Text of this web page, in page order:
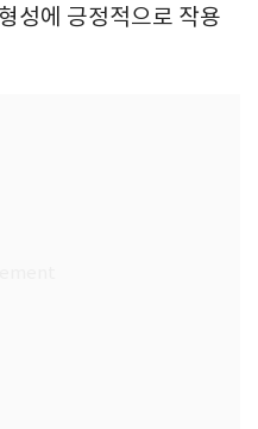
성에 긍정적으로 작용